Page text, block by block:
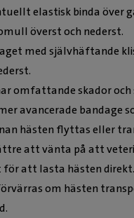
elastisk binda över
överst och nederst.
med självhäftande
omfattande skador
avancerade bandage
hästen flyttas eller
att vänta på att
att lasta hästen
om hästen